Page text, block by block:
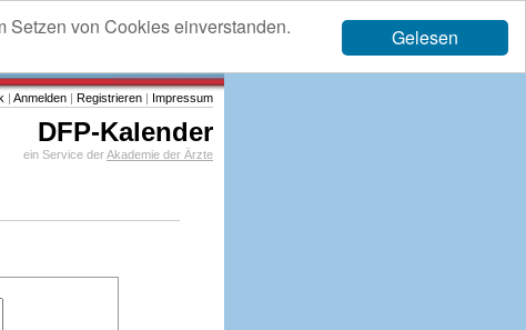
Gelesen
Setzen von Cookies einverstanden.
| Anmelden | Registrieren | Impressum
DFP-Kalender
ein Service derAkademie der Ärzte